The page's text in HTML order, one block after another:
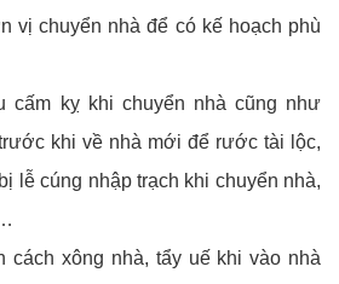
vị chuyển nhà để có kế hoạch phù
cấm kỵ khi chuyển nhà cũng như
khi về nhà mới để rước tài lộc,
lễ cúng nhập trạch khi chuyển nhà,
cách xông nhà, tẩy uế khi vào nhà